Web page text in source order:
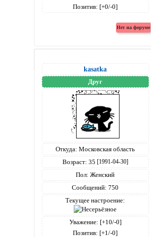
Позитив: [+0/-0]
kasatka
Друг
Откуда: Московская область
Возраст: 35 [1991-04-30]
Пол: Женский
Сообщений: 750
Текущее настроение:
Уважение: [+10/-0]
Позитив: [+1/-0]